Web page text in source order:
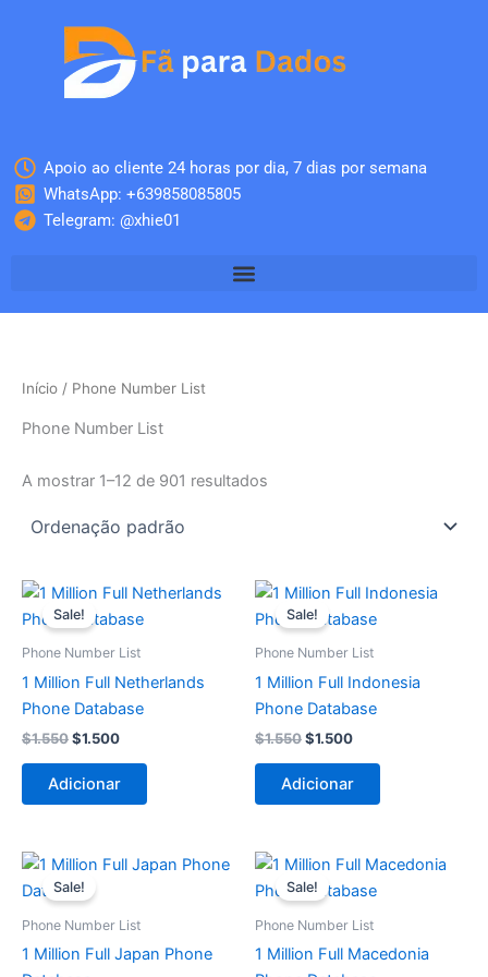
Apoio ao cliente 24 horas por dia, 7 dias por semana
WhatsApp: +639858085805
Telegram: @xhie01
Início / Phone Number List
Phone Number List
A mostrar 1–12 de 901 resultados
Sale!
Phone Number List
1 Million Full Netherlands
Phone Database
$1.550
O
preço
original
$1.550.
$1.500
O
atual
$1.500.
Adicionar
Sale!
Phone Number List
1 Million Full Indonesia
Phone Database
$1.550
O
preço
original
$1.550.
$1.500
O
atual
$1.500.
Adicionar
Sale!
Phone Number List
1 Million Full Japan Phone
O
preço
original
$1.550.
O
preço
$1.500.
Sale!
Phone Number List
1 Million Full Macedonia
O
preço
original
$1.550.
O
atual
$1.500.